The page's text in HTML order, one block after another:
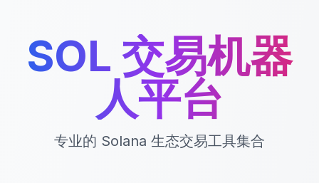
SOL 交易机器
人平台
专业的 Solana 生态交易工具集合